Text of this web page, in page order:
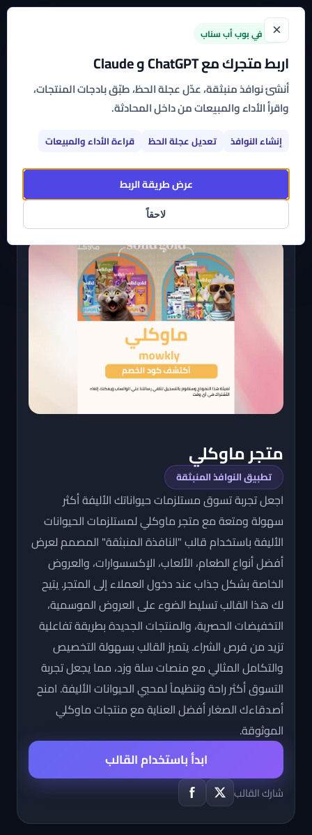
×
جديد في بوب أب سناب
اربط متجرك مع ChatGPT و Claude
أنشئ نوافذ منبثقة، عدّل عجلة الحظ، طبّق بادجات المنتجات،
واقرأ الأداء والمبيعات من داخل المحادثة.
إنشاء النوافذ تعديل عجلة الحظ قراءة الأداء والمبيعات
عرض طريقة الربط
لاحقاً
الرئيسية ← القوالب ← متجر ماوكلي
متجر ماوكلي
اشترك بأي تطبيق من تطبيقات بوب أب سناب وتمتع بباقة
متنوعة من القوالب الجاهزة، عالية التخصيص، التي
يمكنك البدء في استخدامها على متجرك الآن
متجر ماوكلي
تطبيق النوافذ المنبثقة
اجعل تجربة تسوق مستلزمات حيواناتك الأليفة أكثر
سهولة ومتعة مع متجر ماوكلي لمستلزمات الحيوانات
الأليفة باستخدام قالب "النافذة المنبثقة" المصمم لعرض
أفضل أنواع الطعام، الألعاب، الإكسسوارات، والعروض
الخاصة بشكل جذاب عند دخول العملاء إلى المتجر. يتيح
لك هذا القالب تسليط الضوء على العروض الموسمية،
التخفيضات الحصرية، والمنتجات الجديدة بطريقة تفاعلية
تزيد من فرص الشراء. يتميز القالب بسهولة التخصيص
والتكامل المثالي مع منصات سلة وزد، مما يجعل تجربة
التسوق أكثر راحة وتنظيماً لمحبي الحيوانات الأليفة. امنح
أصدقاءك الصغار أفضل العناية مع منتجات ماوكلي
الموثوقة.
ابدأ باستخدام القالب
شارك القالب